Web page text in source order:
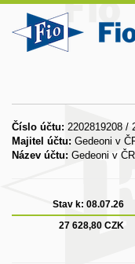
Číslo účtu: 2202819208 /
Majitel účtu: Gedeoni v
Název účtu: Gedeoni v
Stav k: 08.07.26
27 628,80 CZK